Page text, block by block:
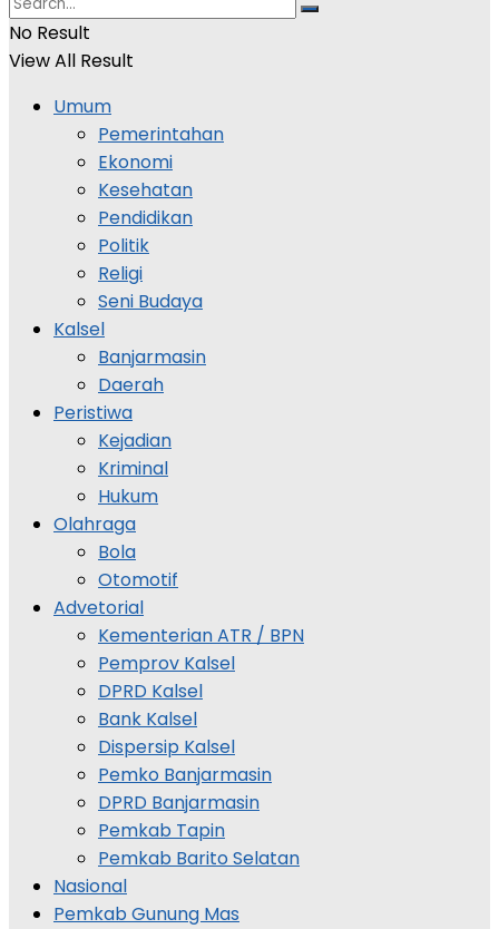
No Result
View All Result
Umum
Pemerintahan
Ekonomi
Kesehatan
Pendidikan
Politik
Religi
Seni Budaya
Kalsel
Banjarmasin
Daerah
Peristiwa
Kejadian
Kriminal
Hukum
Olahraga
Bola
Otomotif
Advetorial
Kementerian ATR / BPN
Pemprov Kalsel
DPRD Kalsel
Bank Kalsel
Dispersip Kalsel
Pemko Banjarmasin
DPRD Banjarmasin
Pemkab Tapin
Pemkab Barito Selatan
Nasional
Pemkab Gunung Mas